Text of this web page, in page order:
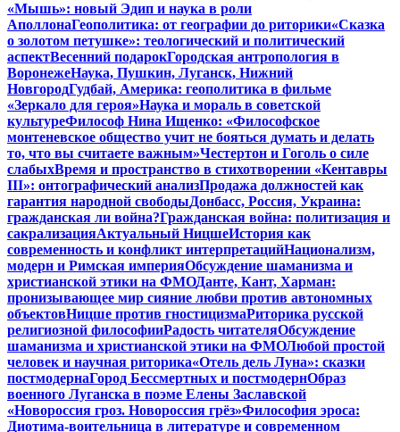
«Мышь»: новый Эдип и наука в роли
АполлонаГеополитика: от географии до риторики«Сказка
о золотом петушке»: теологический и политический
аспектВесенний подарокГородская антропология в
ВоронежеНаука, Пушкин, Луганск, Нижний
НовгородГудбай, Америка: геополитика в фильме
«Зеркало для героя»Наука и мораль в советской
культуреФилософ Нина Ищенко: «Философское
монтеневское общество учит не бояться думать и делать
то, что вы считаете важным»Честертон и Гоголь о силе
слабыхВремя и пространство в стихотворении «Кентавры
III»: онтографический анализПродажа должностей как
гарантия народной свободыДонбасс, Россия, Украина:
гражданская ли война?Гражданская война: политизация и
сакрализацияАктуальный НицшеИстория как
современность и конфликт интерпретацийНационализм,
модерн и Римская империяОбсуждение шаманизма и
христианской этики на ФМОДанте, Кант, Харман:
пронизывающее мир сияние любви против автономных
объектовНицше против гностицизмаРиторика русской
религиозной философииРадость читателяОбсуждение
шаманизма и христианской этики на ФМОЛюбой простой
человек и научная риторика«Отель дель Луна»: сказки
постмодернаГород Бессмертных и постмодернОбраз
военного Луганска в поэме Елены Заславской
«Новороссия гроз. Новороссия грёз»Философия эроса:
Диотима-воительница в литературе и современном